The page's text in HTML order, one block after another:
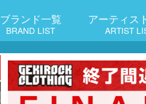
ブランド一覧
BRAND LIST
アーティス
ARTIST